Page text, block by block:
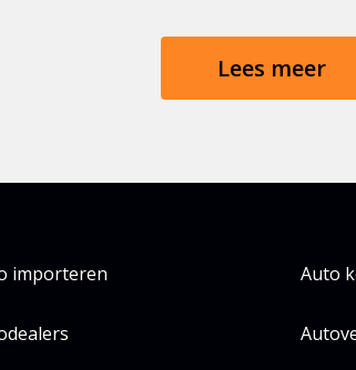
Lees meer
importeren Auto